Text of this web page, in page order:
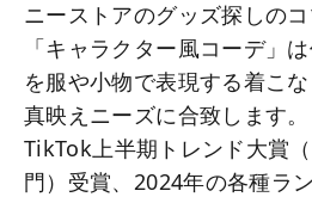
ニーストアのグッズ探しのコ
「キャラクター風コーデ」
を服や小物で表現する着こ
真映えニーズに合致します
TikTok上半期トレンド大賞
門）受賞、2024年の各種ラ